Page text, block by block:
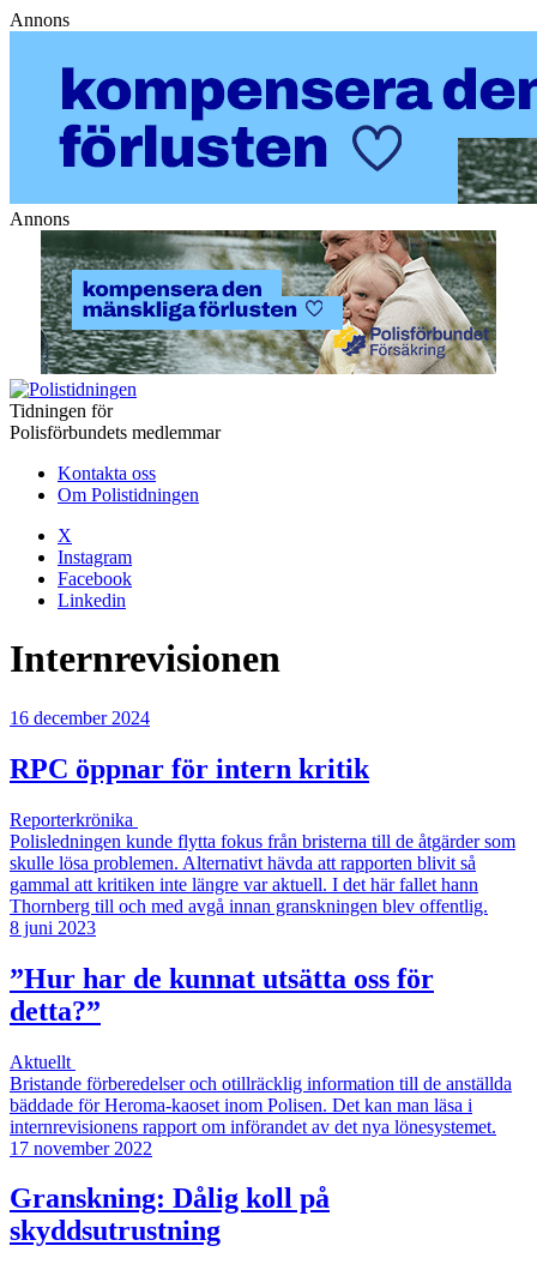
Annons
Annons
Tidningen för
Polisförbundets medlemmar
Kontakta oss
Om Polistidningen
X
Instagram
Facebook
Linkedin
Internrevisionen
16 december 2024
RPC öppnar för intern kritik
Reporterkrönika
Polisledningen kunde flytta fokus från bristerna till de åtgärder som
skulle lösa problemen. Alternativt hävda att rapporten blivit så
gammal att kritiken inte längre var aktuell. I det här fallet hann
Thornberg till och med avgå innan granskningen blev offentlig.
8 juni 2023
”Hur har de kunnat utsätta oss för
detta?”
Aktuellt
Bristande förberedelser och otillräcklig information till de anställda
bäddade för Heroma-kaoset inom Polisen. Det kan man läsa i
internrevisionens rapport om införandet av det nya lönesystemet.
17 november 2022
Granskning: Dålig koll på
skyddsutrustning